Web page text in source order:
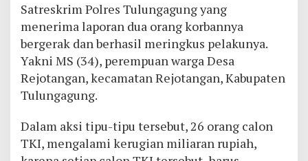
Satreskrim Polres Tulungagung yang
menerima laporan dua orang korbannya
bergerak dan berhasil meringkus pelakunya.
Yakni MS (34), perempuan warga Desa
Rejotangan, kecamatan Rejotangan, Kabupaten
Tulungagung.
Dalam aksi tipu-tipu tersebut, 26 orang calon
TKI, mengalami kerugian miliaran rupiah,